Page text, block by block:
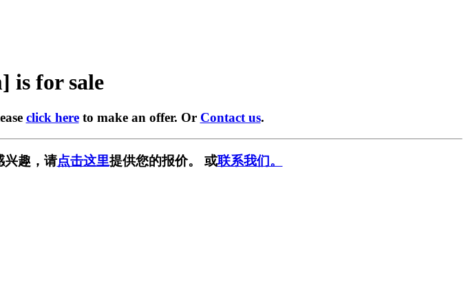
is for sale
click hereto make an offer. Or Contact us.
兴趣，请点击这里提供您的报价。 或联系我们。